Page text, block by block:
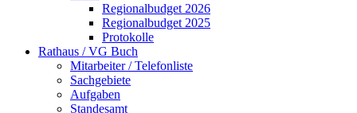
Regionalbudget 2026
Regionalbudget 2025
Protokolle
Rathaus / VG Buch
Mitarbeiter / Telefonliste
Sachgebiete
Aufgaben
Standesamt